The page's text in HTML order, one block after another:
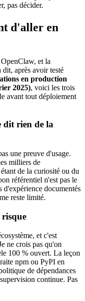
pas décider.
d'aller en
OpenClaw, et la
après avoir testé
en production
2025), voici les trois
avant tout déploiement
dit rien de la
une preuve d'usage.
milliers de
de la curiosité ou du
référentiel n'est pas le
d'expérience documentés
reste limité.
et c'est
ne crois pas qu'on
100 % ouvert. La leçon
npm ou PyPI en
de dépendances
continue. Pas